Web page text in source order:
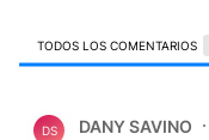
TODOS LOS COMENTARIOS
DS DANY SAVINO